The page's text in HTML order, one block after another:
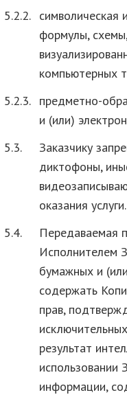
5.2.2. символическая
формулы,
компьютерных
5.2.3. предметно-
и (или)
5.3.
Заказчику
диктофоны,
оказания услуги.
5.4.
Передаваемая
Исполнителем
бумажных и
содержать
прав,
результат
использовании
информации,